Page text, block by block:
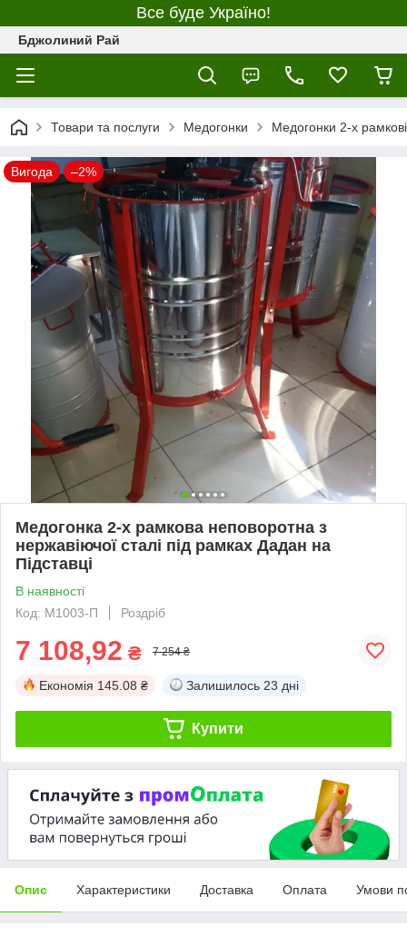
Все буде Україно!
Бджолиний Рай
Товари та послуги Медогонки Медогонки 2-х рамкові
Вигода –2%
Медогонка 2-х рамкова неповоротна з
нержавіючої сталі під рамках Дадан на
Підставці
В наявності
Код: М1003-П
Роздріб
7 108,92 ₴ 7 254 ₴
Економія 145.08 ₴ Залишилось 23 дні
Купити
Опис Характеристики Доставка Оплата Умови